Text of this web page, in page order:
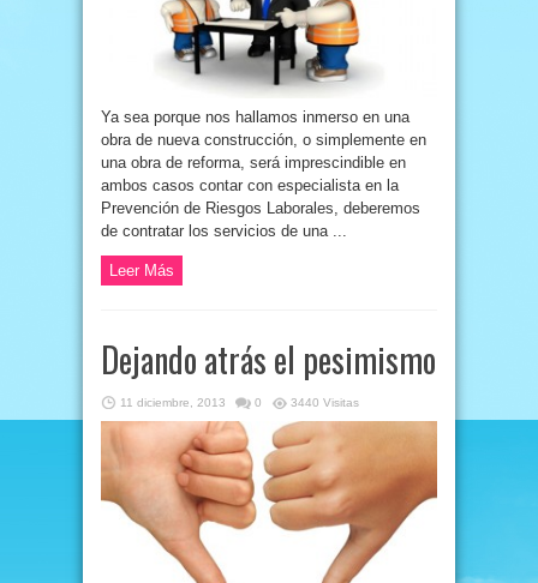
Ya sea porque nos hallamos inmerso en una
obra de nueva construcción, o simplemente en
una obra de reforma, será imprescindible en
ambos casos contar con especialista en la
Prevención de Riesgos Laborales, deberemos
de contratar los servicios de una ...
Leer Más
Dejando atrás el pesimismo
11 diciembre, 2013 0 3440 Visitas